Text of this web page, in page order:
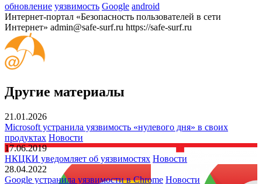
обновление уязвимость Google android
Интернет-портал «Безопасность пользователей в сети
Интернет» admin@safe-surf.ru https://safe-surf.ru
Другие материалы
21.01.2026
Microsoft устранила уязвимость «нулевого дня» в своих
продуктах Новости
17.06.2019
НКЦКИ уведомляет об уязвимостях Новости
28.04.2022
Google устранила уязвимости в Chrome Новости